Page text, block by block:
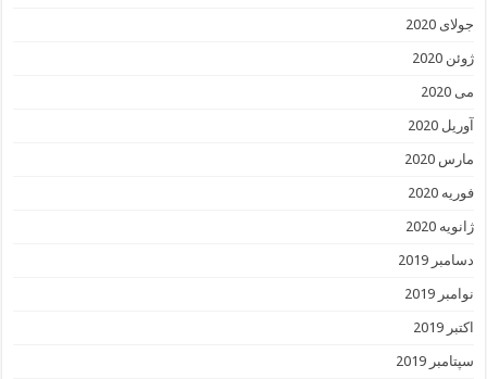
جولای 2020
ژوئن 2020
می 2020
آوریل 2020
مارس 2020
فوریه 2020
ژانویه 2020
دسامبر 2019
نوامبر 2019
اکتبر 2019
سپتامبر 2019